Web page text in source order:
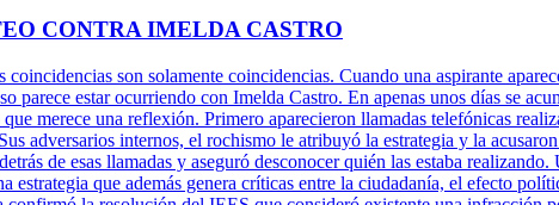
CONTRA IMELDA CASTRO
son solamente coincidencias. Cuando una aspirante
parece estar ocurriendo con Imelda Castro. En apenas unos días se
merece una reflexión. Primero aparecieron llamadas telefónicas
adversarios internos, el rochismo le atribuyó la estrategia y la
de esas llamadas y aseguró desconocer quién las estaba
estrategia que además genera críticas entre la ciudadanía, el efecto